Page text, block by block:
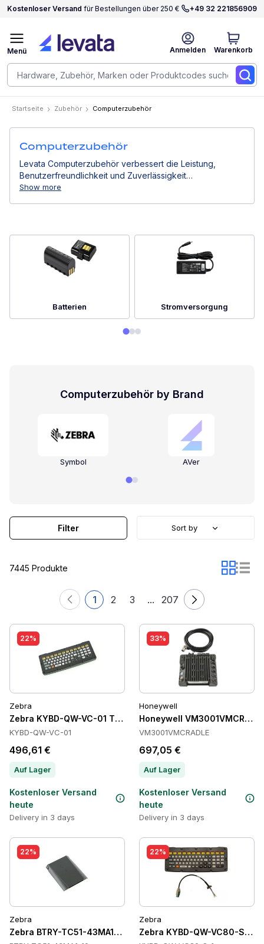
Kostenloser Versand für Bestellungen über 250 € +49 32 221856909
Anmelden Warenkorb
Menü
Startseite Zubehör Computerzubehör
Computerzubehör
Levata Computerzubehör verbessert die Leistung,
Benutzerfreundlichkeit und Zuverlässigkeit
professioneller Computergeräte. Von Stromlösungen
Show more
Batterien Stromversorgung
Computerzubehör by Brand
Symbol AVer
7445 Produkte
1 2 3 ... 207
Filter Sort by
22%
Zebra
Zebra KYBD-QW-VC-01 Tastaturen
KYBD-QW-VC-01
496,61 €
Auf Lager
Kostenloser Versand
heute
Delivery in 3 days
33%
Honeywell
Honeywell
VM3001VMCRADLE
697,05 €
Auf Lager
Kostenloser Versand
heute
Delivery in 3 days
22%
Zebra
Zebra BTRY-TC51-43MA1-10 Batteries
22%
Zebra
Zebra KYBD-QW-VC80-S-1